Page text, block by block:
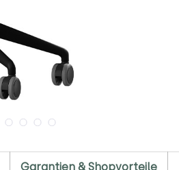
Garantien & Shopvorteile